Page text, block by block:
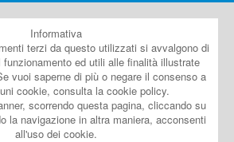
Informativa
terzi da questo utilizzati si avvalgono di
ed utili alle finalità illustrate
vuoi saperne di più o negare il consenso a
cookie, consulta la cookie policy.
scorrendo questa pagina, cliccando su
la navigazione in altra maniera, acconsenti
all'uso dei cookie.